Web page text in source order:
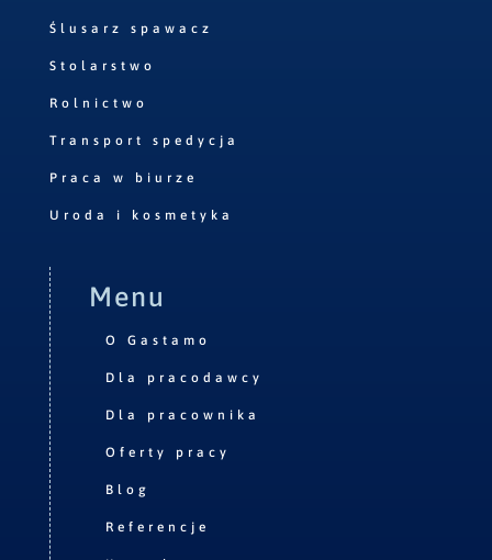
Ślusarz spawacz
Stolarstwo
Rolnictwo
Transport spedycja
Praca w biurze
Uroda i kosmetyka
Menu
O Gastamo
Dla pracodawcy
Dla pracownika
Oferty pracy
Blog
Referencje